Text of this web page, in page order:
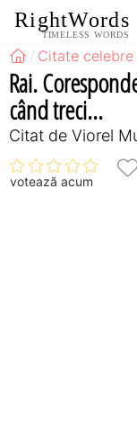
RightWords
TIMELESS WORDS
Citate celebre
Rai.
când treci...
Citat de Viorel
votează acum